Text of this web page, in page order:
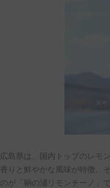
広島県は、国内トップのレモ
香りと鮮やかな風味が特徴。
のが「鞆の浦リモンチーノ」